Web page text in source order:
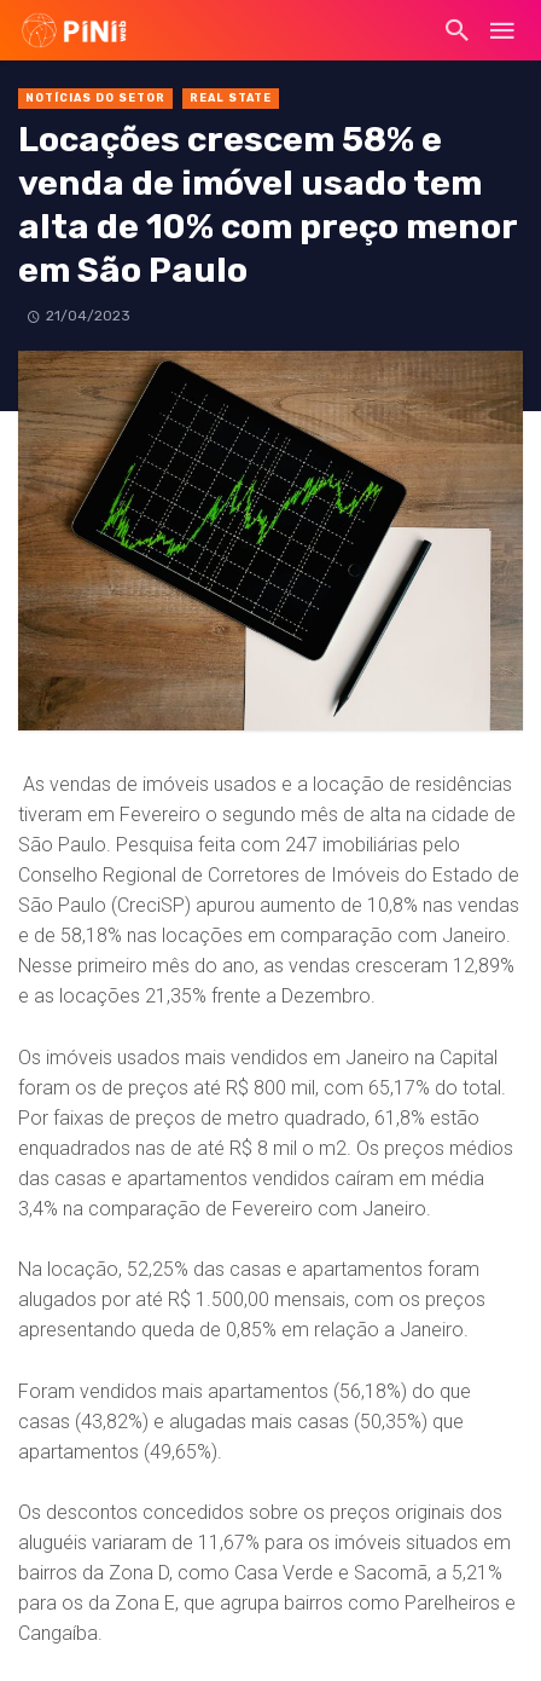
NOTÍCIAS DO SETOR REAL STATE
Locações crescem 58% e
venda de imóvel usado tem
alta de 10% com preço menor
em São Paulo
21/04/2023
As vendas de imóveis usados e a locação de residências
tiveram em Fevereiro o segundo mês de alta na cidade de
São Paulo. Pesquisa feita com 247 imobiliárias pelo
Conselho Regional de Corretores de Imóveis do Estado de
São Paulo (CreciSP) apurou aumento de 10,8% nas vendas
e de 58,18% nas locações em comparação com Janeiro.
Nesse primeiro mês do ano, as vendas cresceram 12,89%
e as locações 21,35% frente a Dezembro.
Os imóveis usados mais vendidos em Janeiro na Capital
foram os de preços até R$ 800 mil, com 65,17% do total.
Por faixas de preços de metro quadrado, 61,8% estão
enquadrados nas de até R$ 8 mil o m2. Os preços médios
das casas e apartamentos vendidos caíram em média
3,4% na comparação de Fevereiro com Janeiro.
Na locação, 52,25% das casas e apartamentos foram
alugados por até R$ 1.500,00 mensais, com os preços
apresentando queda de 0,85% em relação a Janeiro.
Foram vendidos mais apartamentos (56,18%) do que
casas (43,82%) e alugadas mais casas (50,35%) que
apartamentos (49,65%).
Os descontos concedidos sobre os preços originais dos
aluguéis variaram de 11,67% para os imóveis situados em
bairros da Zona D, como Casa Verde e Sacomã, a 5,21%
para os da Zona E, que agrupa bairros como Parelheiros e
Cangaíba.